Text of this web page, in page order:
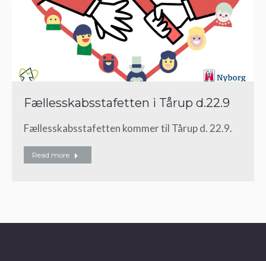
Fællesskabsstafetten i Tårup d.22.9
Fællesskabsstafetten kommer til Tårup d. 22.9.
Read more